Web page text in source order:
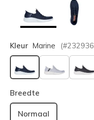
Kleur Marine (#232936
geselecteerd
Breedte
Normaal